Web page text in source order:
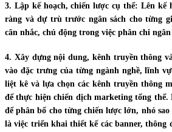
3. Lập kế hoạch, chiến lược cụ thể: Lên kế
ràng và dự trù trước ngân sách cho từng
cân nhắc, chủ động trong việc phân chi ngân
4. Xây dựng nội dung, kênh truyền thông
vào đặc trưng của từng ngành nghề, lĩnh
liệt kê và lựa chọn các kênh truyền thông
để thực hiện chiến dịch marketing tổng thể.
để phân bổ cho từng chiến lược lớn, nhỏ
là việc triển khai thiết kế các banner, thông